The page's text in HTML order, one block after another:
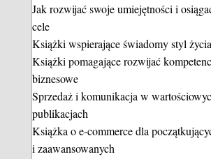
Jak rozwijać swoje umiejętności i
cele
Książki wspierające świadomy styl życia
Książki pomagające rozwijać
biznesowe
Sprzedaż i komunikacja w
publikacjach
Książka o e-commerce dla
i zaawansowanych